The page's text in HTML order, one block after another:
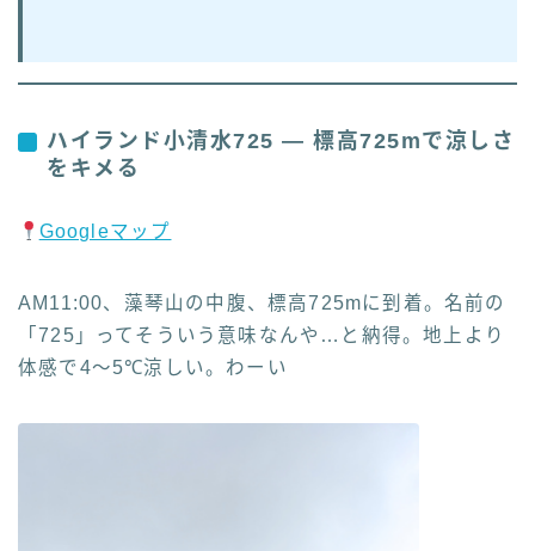
ハイランド小清水725 — 標高725mで涼しさ
をキメる
Googleマップ
AM11:00、藻琴山の中腹、標高725mに到着。名前の
「725」ってそういう意味なんや…と納得。地上より
体感で4〜5℃涼しい。わーい